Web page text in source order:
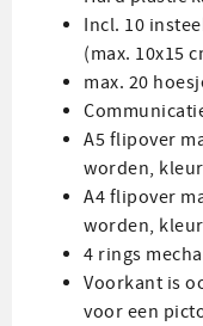
Incl. 10
(max. 10x15
max. 20
A5 flipover
worden,
A4 flipover
worden,
4 rings
Voorkant is
voor een